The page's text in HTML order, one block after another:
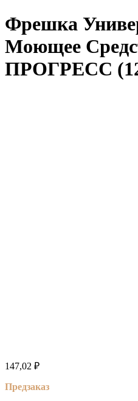
Фрешка
Моющее
ПРОГРЕСС
147,02 ₽
Предзаказ